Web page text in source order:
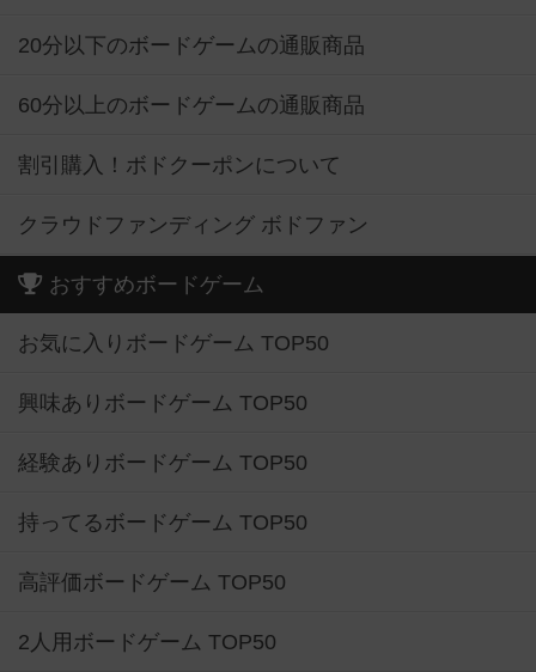
20分以下のボードゲームの通販商品
60分以上のボードゲームの通販商品
割引購入！ボドクーポンについて
クラウドファンディング ボドファン
おすすめボードゲーム
お気に入りボードゲーム TOP50
興味ありボードゲーム TOP50
経験ありボードゲーム TOP50
持ってるボードゲーム TOP50
高評価ボードゲーム TOP50
2人用ボードゲーム TOP50